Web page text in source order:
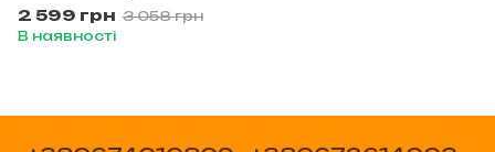
метал+пластик
чорна
2 599 грн 3 058 грн
В наявності